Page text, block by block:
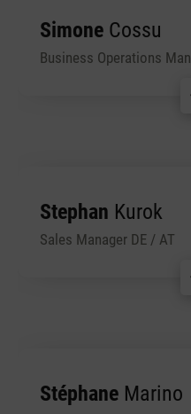
Simone Cossu
Business Operations
Stephan Kurok
Sales Manager DE / AT
Stéphane Marino